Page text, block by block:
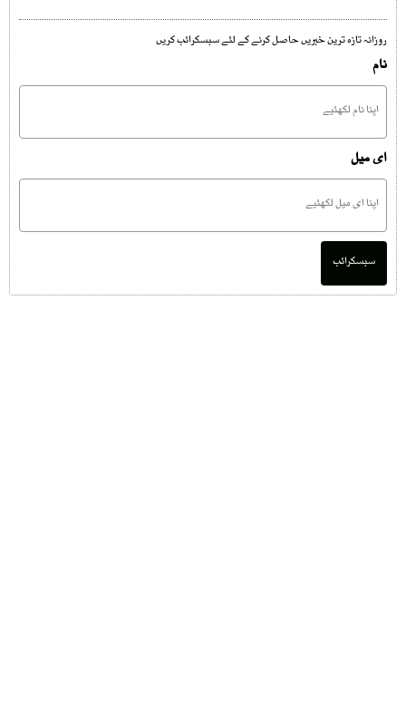
روزانہ تازہ ترین خبریں حاصل کرنے کے لئے سبسکرائب کریں
نام
ای میل
سبسکرائب